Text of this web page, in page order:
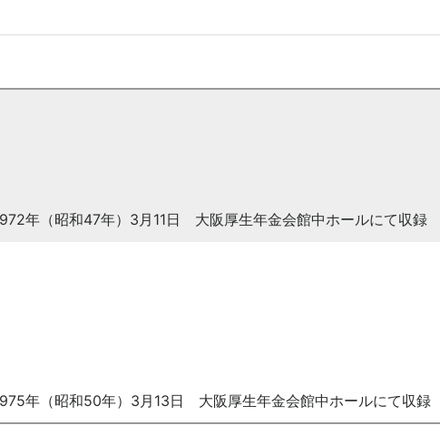
年（昭和47年）3月11日 大阪厚生年金会館中ホールにて収録
年（昭和50年）3月13日 大阪厚生年金会館中ホールにて収録